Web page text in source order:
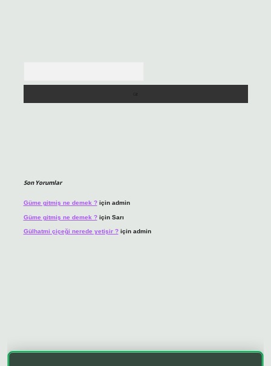
Son Yorumlar
Güme gitmiş ne demek ?için admin
Güme gitmiş ne demek ?için Sarı
Gülhatmi çiçeği nerede yetişir ?için admin